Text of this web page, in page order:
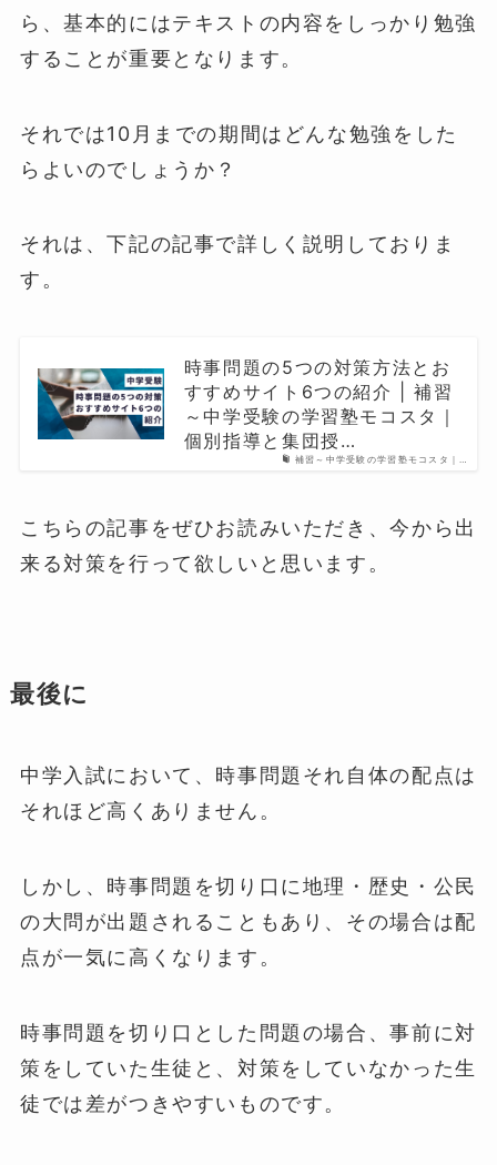
ら、基本的にはテキストの内容をしっかり勉強
することが重要となります。
それでは10月までの期間はどんな勉強をした
らよいのでしょうか？
それは、下記の記事で詳しく説明しておりま
す。
補習～中学受験の学習塾モコスタ｜…
時事問題の5つの対策方法とお
すすめサイト6つの紹介 | 補習
～中学受験の学習塾モコスタ｜
個別指導と集団授…
こちらの記事をぜひお読みいただき、今から出
来る対策を行って欲しいと思います。
最後に
中学入試において、時事問題それ自体の配点は
それほど高くありません。
しかし、時事問題を切り口に地理・歴史・公民
の大問が出題されることもあり、その場合は配
点が一気に高くなります。
時事問題を切り口とした問題の場合、事前に対
策をしていた生徒と、対策をしていなかった生
徒では差がつきやすいものです。